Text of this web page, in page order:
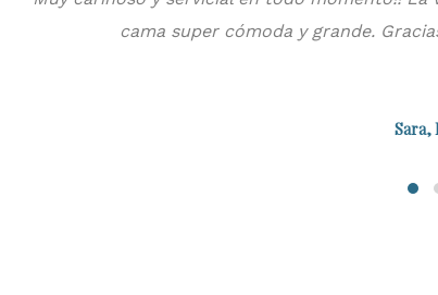
cama super cómoda y grande.
Sara,